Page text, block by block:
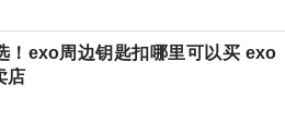
！exo周边钥匙扣哪里可以买 exo
店